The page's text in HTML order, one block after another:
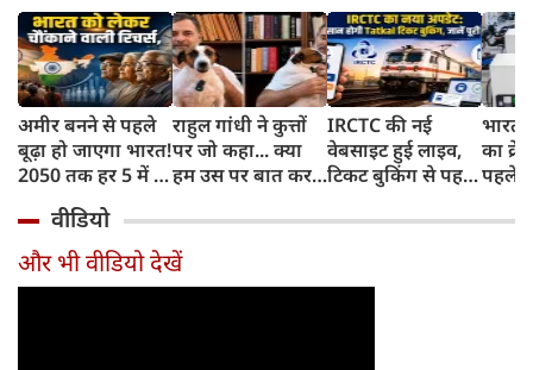
अमीर बनने से पहले
बूढ़ा हो जाएगा भारत!
2050 तक हर 5 में 1
साल से ज्यादा उम्र का
राहुल गांधी ने कुत्तों
पर जो कहा... क्या
हम उस पर बात कर
IRCTC की नई
वेबसाइट हुई लाइव,
टिकट बुकिंग से पहले
काम, जानें पूरा
भारत
का
पहले
और
वीडियो
और भी वीडियो देखें